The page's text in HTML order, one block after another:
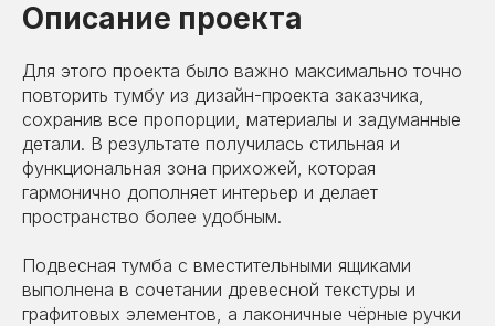
Описание проекта
Для этого проекта было важно максимально точно
повторить тумбу из дизайн-проекта заказчика,
сохранив все пропорции, материалы и задуманные
детали. В результате получилась стильная и
функциональная зона прихожей, которая
гармонично дополняет интерьер и делает
пространство более удобным.
Подвесная тумба с вместительными ящиками
выполнена в сочетании древесной текстуры и
графитовых элементов, а лаконичные чёрные ручки